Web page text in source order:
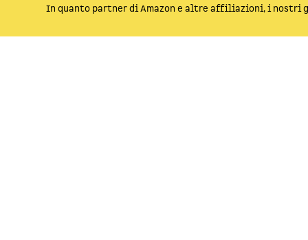
In quanto partner di Amazon e altre affiliazioni, i nostri